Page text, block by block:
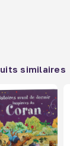
similaires